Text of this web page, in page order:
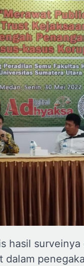
hasil
dalam